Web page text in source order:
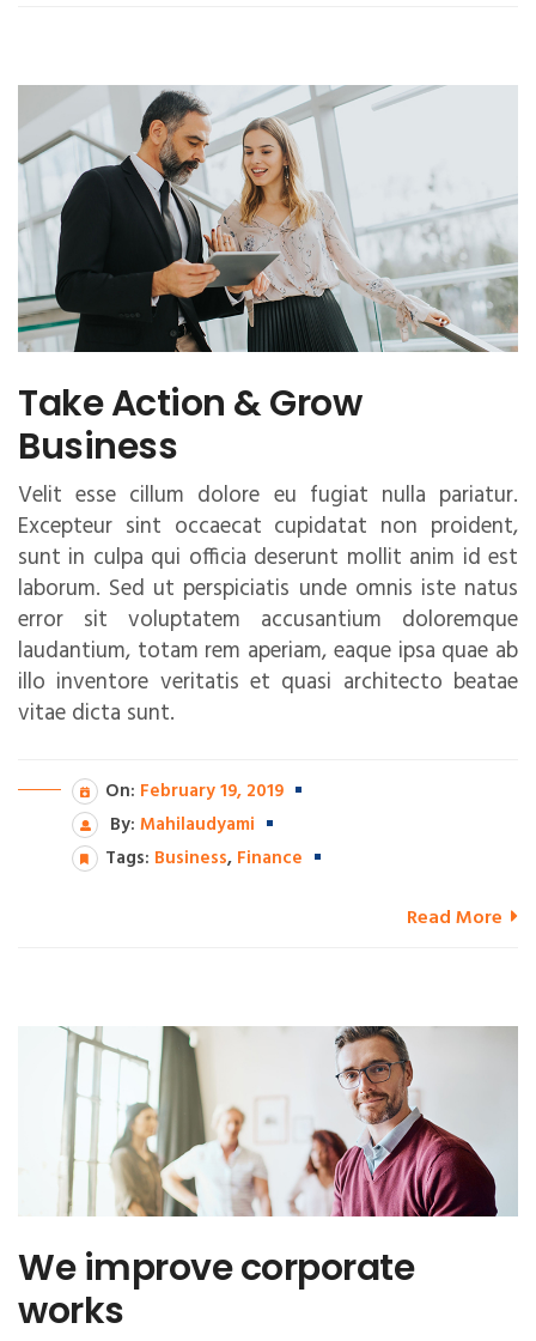
Take Action & Grow
Business
Velit esse cillum dolore eu fugiat nulla pariatur.
Excepteur sint occaecat cupidatat non proident,
sunt in culpa qui officia deserunt mollit anim id est
laborum. Sed ut perspiciatis unde omnis iste natus
error sit voluptatem accusantium doloremque
laudantium, totam rem aperiam, eaque ipsa quae ab
illo inventore veritatis et quasi architecto beatae
vitae dicta sunt.
On: February 19, 2019
By: Mahilaudyami
Tags: Business, Finance
Read More
We improve corporate
works